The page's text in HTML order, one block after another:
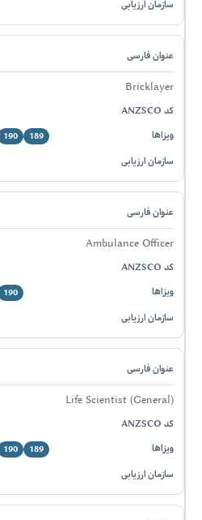
Bricklayer
189
190
Ambulance Officer
190
Life Scientist (General)
189
190